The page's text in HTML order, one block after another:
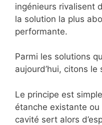
ingénieurs rivalisent
la solution la plus
performante.
Parmi les solutions
aujourd’hui, citons
Le principe est
étanche existante
cavité sert alors